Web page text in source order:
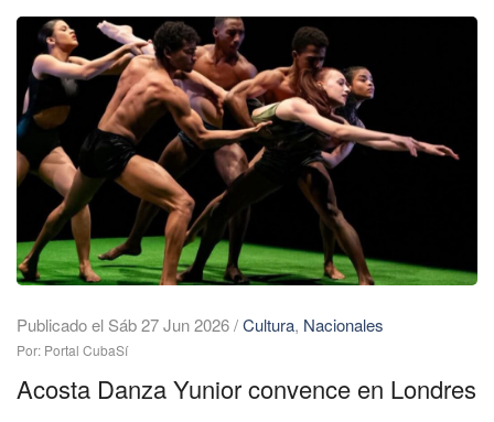
Publicado el Sáb 27 Jun 2026/Cultura, Nacionales
Por: Portal CubaSí
Acosta Danza Yunior convence en Londres